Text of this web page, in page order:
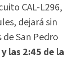
CAL-L296,
dejará sin
San Pedro
las 2:45 de la